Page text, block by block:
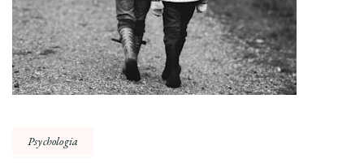
Psychologia